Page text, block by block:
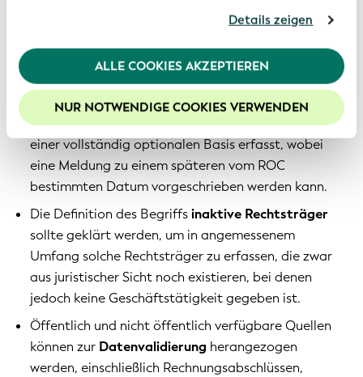
wurden. Sollten Sie mit der Nutzung unserer
Webseite fortfahren, stimmen Sie den von uns
verwendeten Cookies zu. Weitere Informationen
finden Sie in unsererDatenschutzerklärung.
Um die Funktionalitäten unserer Website optimal
nutzen zu können, empfehlen wir Ihnen der Nutzung
von Cookies zuzustimmen.
Details zeigen
ALLE COOKIES AKZEPTIEREN
NUR NOTWENDIGE COOKIES VERWENDEN
der Eintragung in den offiziellen Registern des
bestehenden GLEIS-Grundsätzen zur Bestätigung
der GLEIS-Datensätze mit offiziellen Quellen
angezeigt.
Ausgliederungsbeziehungenwerden im GLEIS auf
einer vollständig optionalen Basis erfasst, wobei
eine Meldung zu einem späteren vom ROC
bestimmten Datum vorgeschrieben werden kann.
Die Definition des Begriffsinaktive Rechtsträger
sollte geklärt werden, um in angemessenem
Umfang solche Rechtsträger zu erfassen, die zwar
aus juristischer Sicht noch existieren, bei denen
jedoch keine Geschäftstätigkeit gegeben ist.
Öffentlich und nicht öffentlich verfügbare Quellen
können zur Datenvalidierung herangezogen
werden, einschließlich Rechnungsabschlüssen,